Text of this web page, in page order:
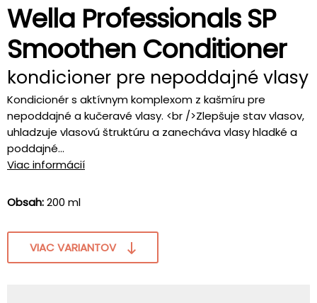
Wella Professionals SP
Smoothen Conditioner
kondicioner pre nepoddajné vlasy
Kondicionér s aktívnym komplexom z kašmíru pre
nepoddajné a kučeravé vlasy. <br />Zlepšuje stav vlasov,
uhladzuje vlasovú štruktúru a zanecháva vlasy hladké a
poddajné...
Viac informácií
Obsah:200 ml
VIAC VARIANTOV